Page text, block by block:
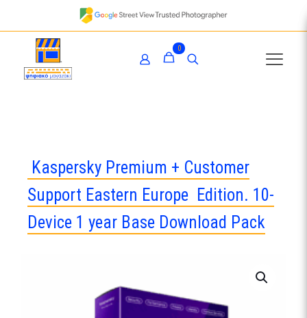
0
Kaspersky Premium + Customer
Support Eastern Europe Edition. 10-
Device 1 year Base Download Pack